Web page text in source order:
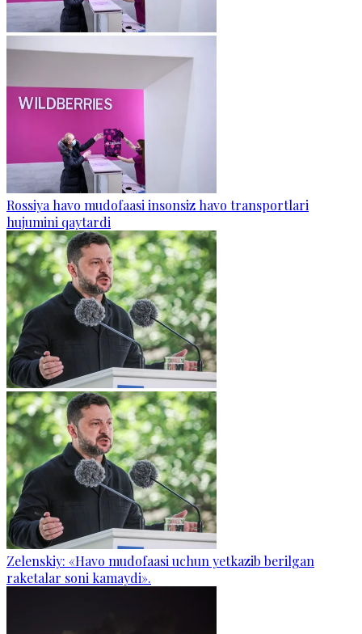
Rossiya havo mudofaasi insonsiz havo transportlari
hujumini qaytardi
Zelenskiy: «Havo mudofaasi uchun yetkazib berilgan
raketalar soni kamaydi».